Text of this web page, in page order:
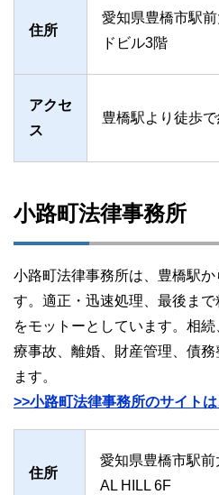
住所
愛知県豊橋市駅
ドビル3階
アクセ
ス
豊橋駅より徒歩
小路町法律事務所
小路町法律事務所は、豊橋駅
す。適正・迅速処理、最後ま
をモットーとしています。相
療事故、離婚、財産管理、債
ます。
>>小路町法律事務所のサイト
住所
愛知県豊橋市駅
AL HILL 6F